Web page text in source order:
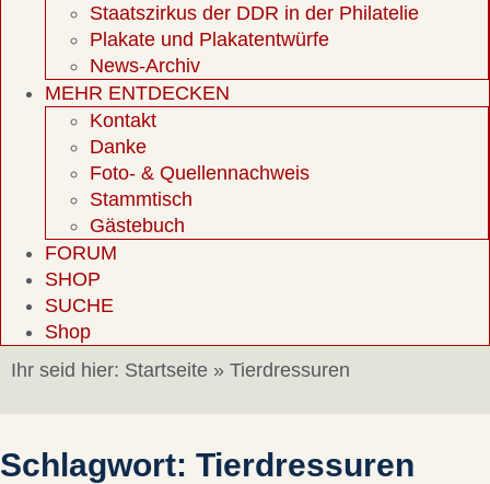
Staatszirkus der DDR in der Philatelie
Plakate und Plakatentwürfe
News-Archiv
MEHR ENTDECKEN
Kontakt
Danke
Foto- & Quellennachweis
Stammtisch
Gästebuch
FORUM
SHOP
SUCHE
Shop
Ihr seid hier: Startseite » Tierdressuren
Schlagwort: Tierdressuren